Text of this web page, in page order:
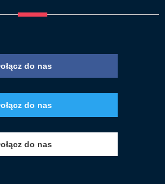
do nas
do nas
do nas